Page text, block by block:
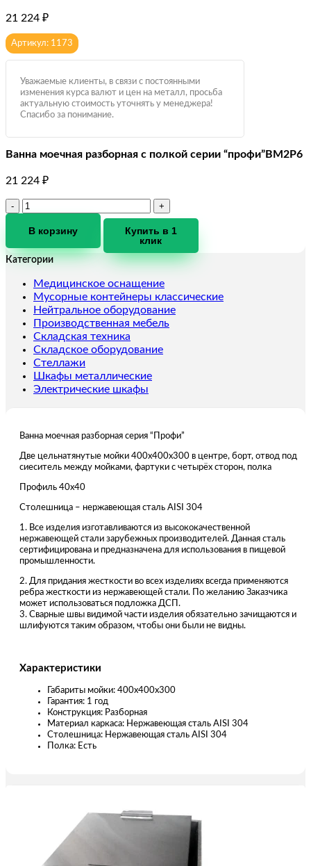
21 224 ₽
Артикул: 1173
Уважаемые клиенты, в связи с постоянными
изменения курса валют и цен на металл, просьба
актуальную стоимость уточнять у менеджера!
Спасибо за понимание.
Ванна моечная разборная с полкой серии “профи”ВМ2Р6
21 224 ₽
Количество
Ванна
разборная
полкой
серии
"профи"ВМ2Р6
В корзину
Купить в 1
клик
Категории
Медицинское оснащение
Мусорные контейнеры классические
Нейтральное оборудование
Производственная мебель
Складская техника
Складское оборудование
Стеллажи
Шкафы металлические
Электрические шкафы
Ванна моечная разборная серия “Профи”
Две цельнатянутые мойки 400х400х300 в центре, борт, отвод под
сиеситель между мойками, фартуки с четырёх сторон, полка
Профиль 40х40
Столешница – нержавеющая сталь AISI 304
1. Все изделия изготавливаются из высококачественной
нержавеющей стали зарубежных производителей. Данная сталь
сертифицирована и предназначена для использования в пищевой
промышленности.
2. Для придания жесткости во всех изделиях всегда применяются
ребра жесткости из нержавеющей стали. По желанию Заказчика
может использоваться подложка ДСП.
3. Сварные швы видимой части изделия обязательно зачищаются и
шлифуются таким образом, чтобы они были не видны.
Характеристики
Габариты мойки: 400х400х300
Гарантия: 1 год
Конструкция: Разборная
Материал каркаса: Нержавеющая сталь AISI 304
Столешница: Нержавеющая сталь AISI 304
Полка: Есть